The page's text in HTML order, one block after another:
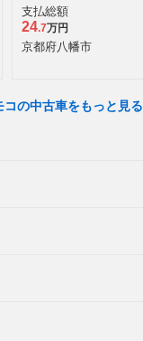
支払総額
24.7万円
京都府八幡市
コの中古車をもっと見る